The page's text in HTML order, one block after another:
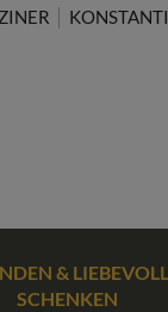
&
SCHENKEN